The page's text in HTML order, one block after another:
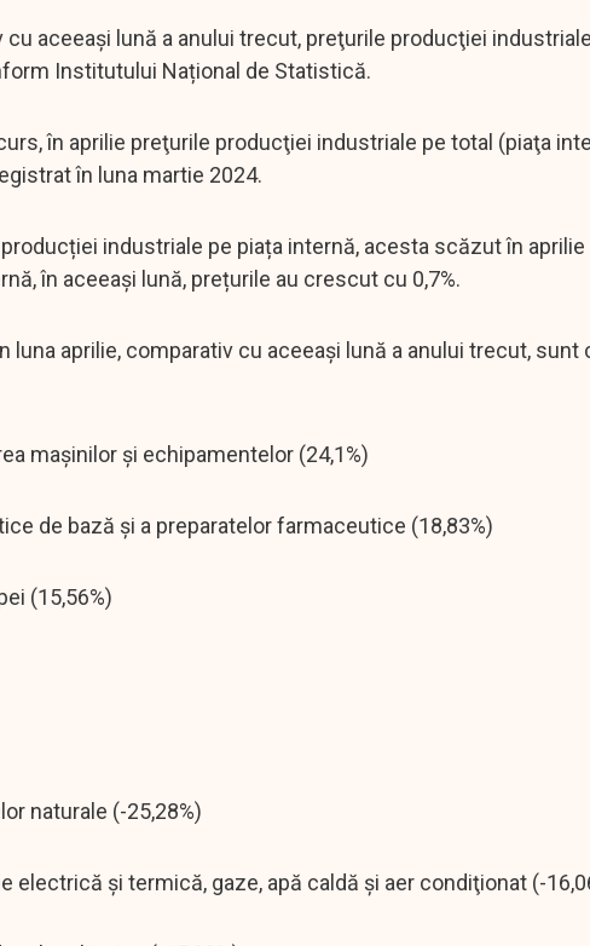
cu aceeași lună a anului trecut, preţurile producţiei
Institutului Național de Statistică.
în aprilie preţurile producţiei industriale pe total (piaţa
în luna martie 2024.
industriale pe piața internă, acesta scăzut în aprilie
în aceeași lună, prețurile au crescut cu 0,7%.
luna aprilie, comparativ cu aceeași lună a anului trecut, sunt
maşinilor şi echipamentelor (24,1%)
de bază şi a preparatelor farmaceutice (18,83%)
(15,56%)
naturale (-25,28%)
electrică şi termică, gaze, apă caldă şi aer condiţionat (-